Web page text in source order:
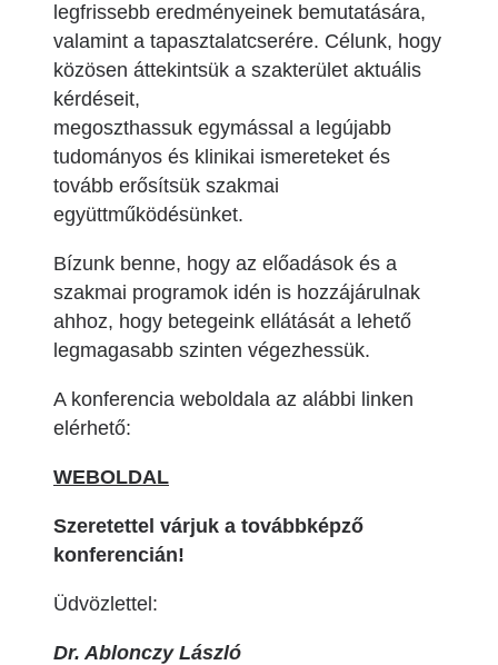
legfrissebb eredményeinek bemutatására,
valamint a tapasztalatcserére. Célunk, hogy
közösen áttekintsük a szakterület aktuális
kérdéseit,
megoszthassuk egymással a legújabb
tudományos és klinikai ismereteket és
tovább erősítsük szakmai
együttműködésünket.
Bízunk benne, hogy az előadások és a
szakmai programok idén is hozzájárulnak
ahhoz, hogy betegeink ellátását a lehető
legmagasabb szinten végezhessük.
A konferencia weboldala az alábbi linken
elérhető:
WEBOLDAL
Szeretettel várjuk a továbbképző
konferencián!
Üdvözlettel:
Dr. Ablonczy László